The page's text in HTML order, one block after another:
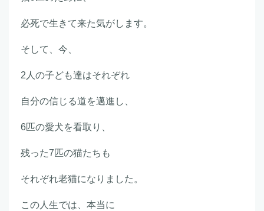
必死で生きて来た気がします。
そして、今、
2人の子ども達はそれぞれ
自分の信じる道を邁進し、
6匹の愛犬を看取り、
残った7匹の猫たちも
それぞれ老猫になりました。
この人生では、本当に